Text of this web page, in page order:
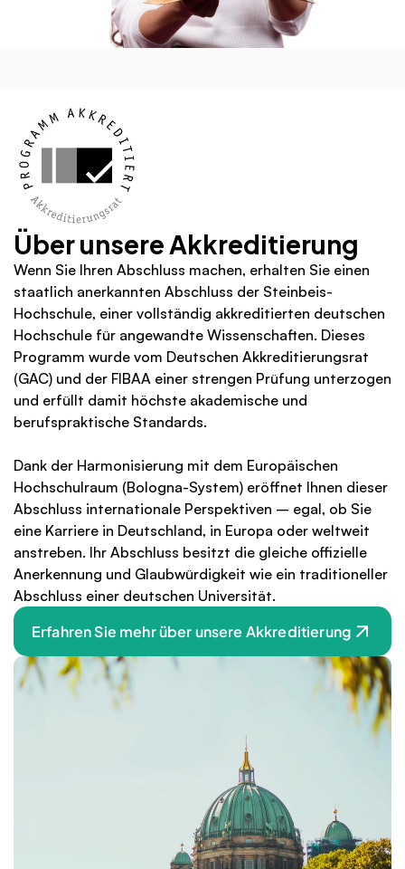
Über unsere Akkreditierung
Wenn Sie Ihren Abschluss machen, erhalten Sie einen
staatlich anerkannten Abschluss der Steinbeis-
Hochschule, einer vollständig akkreditierten deutschen
Hochschule für angewandte Wissenschaften. Dieses
Programm wurde vom Deutschen Akkreditierungsrat
(GAC) und der FIBAA einer strengen Prüfung unterzogen
und erfüllt damit höchste akademische und
berufspraktische Standards.
Dank der Harmonisierung mit dem Europäischen
Hochschulraum (Bologna-System) eröffnet Ihnen dieser
Abschluss internationale Perspektiven – egal, ob Sie
eine Karriere in Deutschland, in Europa oder weltweit
anstreben. Ihr Abschluss besitzt die gleiche offizielle
Anerkennung und Glaubwürdigkeit wie ein traditioneller
Abschluss einer deutschen Universität.
Erfahren Sie mehr über unsere Akkreditierung